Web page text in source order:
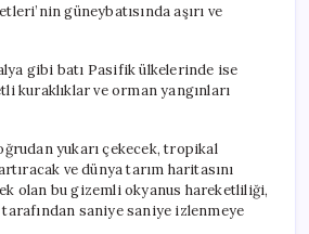
güneybatısında aşırı ve
gibi batı Pasifik ülkelerinde ise
kuraklıklar ve orman yangınları
yukarı çekecek, tropikal
ve dünya tarım haritasını
olan bu gizemli okyanus hareketliliği,
saniye saniye izlenmeye